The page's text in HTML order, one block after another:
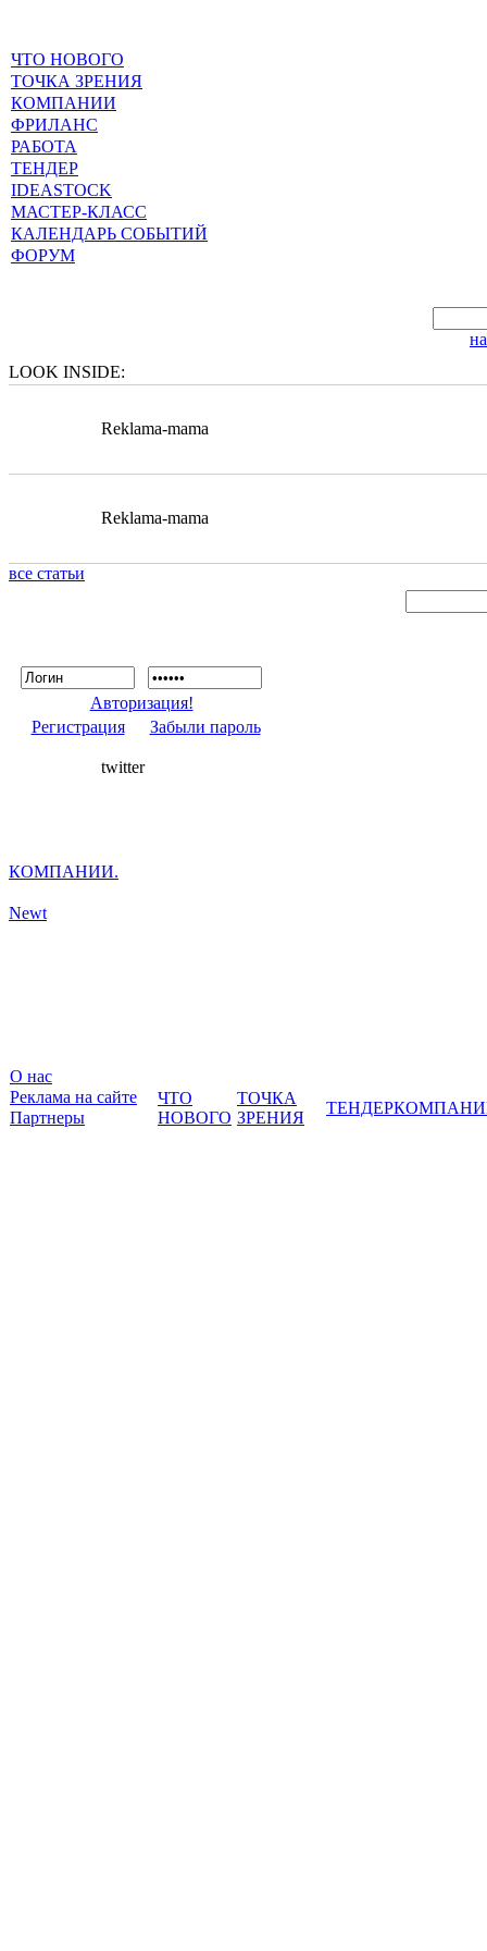
ЧТО НОВОГО
ТОЧКА ЗРЕНИЯ
КОМПАНИИ
ФРИЛАНС
РАБОТА
ТЕНДЕР
IDEASTOCK
МАСТЕР-КЛАСС
КАЛЕНДАРЬ СОБЫТИЙ
ФОРУМ
LOOK INSIDE:
Reklama-mama
Reklama-mama
все статьи
Авторизация!
Регистрация
Забыли пароль
twitter
КОМПАНИИ.
Newt
О нас
Реклама на сайте
Партнеры
ЧТО
НОВОГО
ТОЧКА
ЗРЕНИЯ
ТЕНДЕР